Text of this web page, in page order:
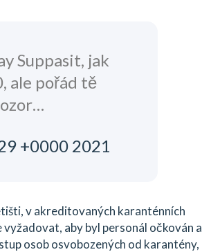
Suppasit, jak
ale pořád tě
+0000 2021
v akreditovaných karanténních
aby byl personál očkován a
osob osvobozených od karantény,